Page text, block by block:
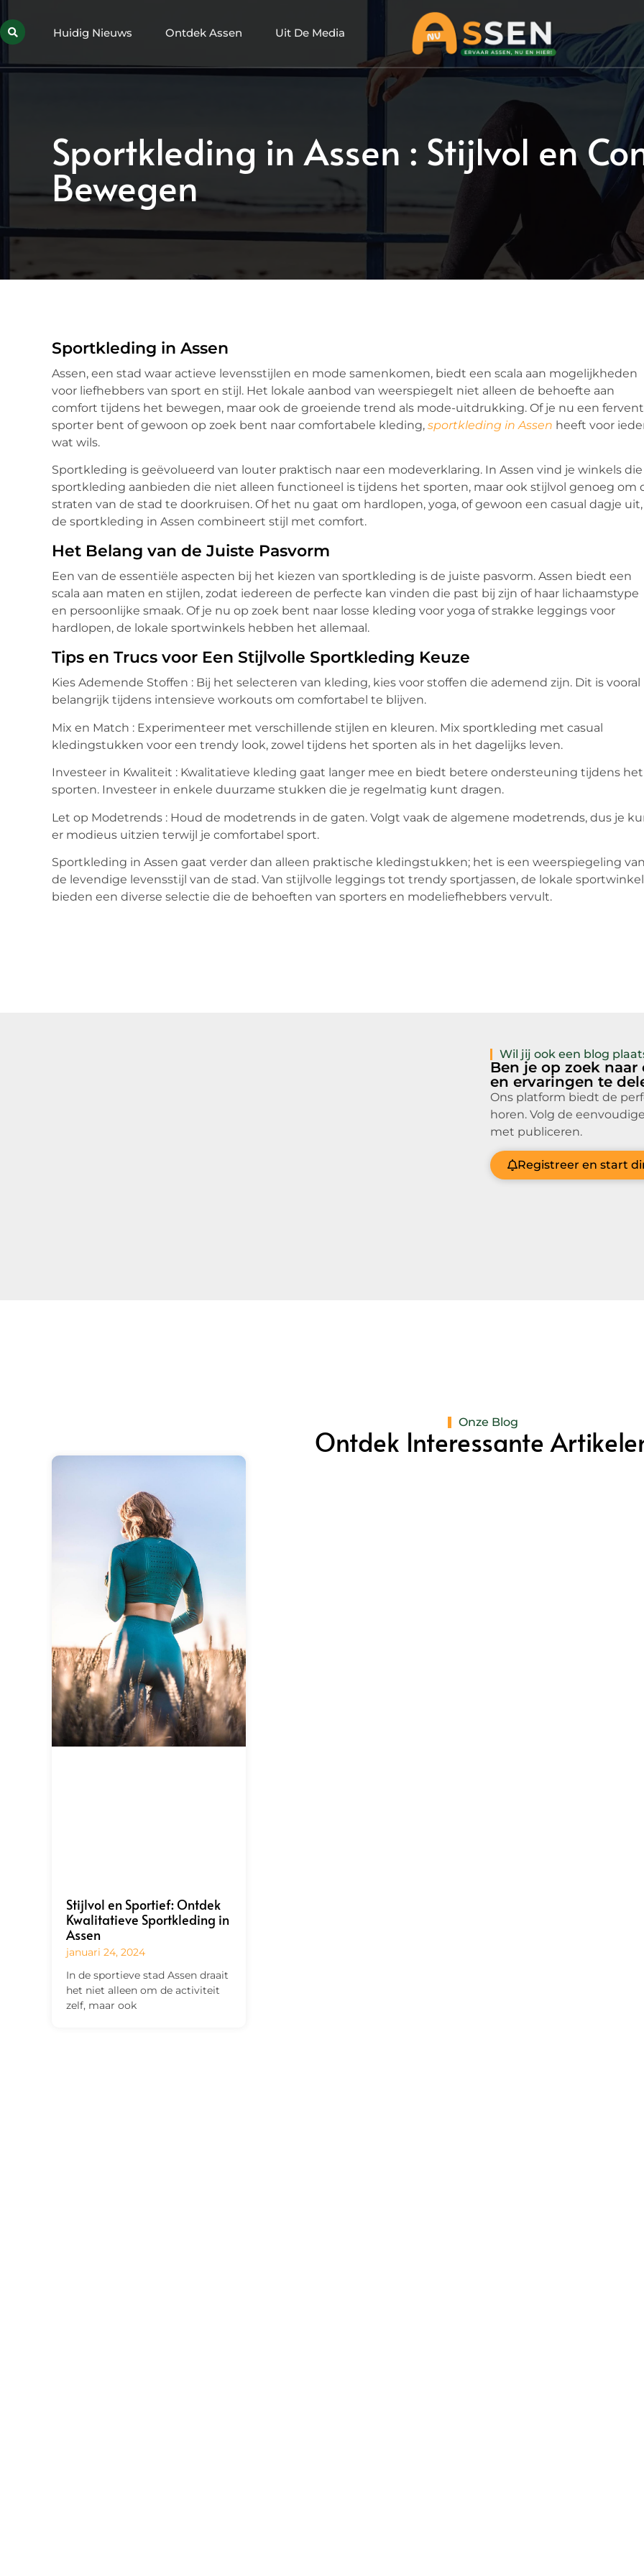
Huidig Nieuws Ontdek Assen Uit De Media
Sportkleding in Assen : Stijlvol en
Bewegen
Sportkleding in Assen
Assen, een stad waar actieve levensstijlen en mode samenkomen, biedt een scala aan mogelijkheden
voor liefhebbers van sport en stijl. Het lokale aanbod van weerspiegelt niet alleen de behoefte aan
comfort tijdens het bewegen, maar ook de groeiende trend als mode-uitdrukking. Of je nu een fervent
sporter bent of gewoon op zoek bent naar comfortabele kleding, sportkleding in Assen heeft voor
wat wils.
Sportkleding is geëvolueerd van louter praktisch naar een modeverklaring. In Assen vind je winkels die
sportkleding aanbieden die niet alleen functioneel is tijdens het sporten, maar ook stijlvol genoeg om
straten van de stad te doorkruisen. Of het nu gaat om hardlopen, yoga, of gewoon een casual dagje uit,
de sportkleding in Assen combineert stijl met comfort.
Het Belang van de Juiste Pasvorm
Een van de essentiële aspecten bij het kiezen van sportkleding is de juiste pasvorm. Assen biedt een
scala aan maten en stijlen, zodat iedereen de perfecte kan vinden die past bij zijn of haar lichaamstype
en persoonlijke smaak. Of je nu op zoek bent naar losse kleding voor yoga of strakke leggings voor
hardlopen, de lokale sportwinkels hebben het allemaal.
Tips en Trucs voor Een Stijlvolle Sportkleding Keuze
Kies Ademende Stoffen : Bij het selecteren van kleding, kies voor stoffen die ademend zijn. Dit is vooral
belangrijk tijdens intensieve workouts om comfortabel te blijven.
Mix en Match : Experimenteer met verschillende stijlen en kleuren. Mix sportkleding met casual
kledingstukken voor een trendy look, zowel tijdens het sporten als in het dagelijks leven.
Investeer in Kwaliteit : Kwalitatieve kleding gaat langer mee en biedt betere ondersteuning tijdens het
sporten. Investeer in enkele duurzame stukken die je regelmatig kunt dragen.
Let op Modetrends : Houd de modetrends in de gaten. Volgt vaak de algemene modetrends, dus je
er modieus uitzien terwijl je comfortabel sport.
Sportkleding in Assen gaat verder dan alleen praktische kledingstukken; het is een weerspiegeling
de levendige levensstijl van de stad. Van stijlvolle leggings tot trendy sportjassen, de lokale
bieden een diverse selectie die de behoeften van sporters en modeliefhebbers vervult.
Wil jij ook een blog
Ben je op zoek
en ervaringen te
Ons platform biedt de
horen. Volg de
met publiceren.
Registreer en start
Onze Blog
Ontdek Interessante
Stijlvol en Sportief: Ontdek
Kwalitatieve Sportkleding in
Assen
januari 24, 2024
In de sportieve stad Assen draait
het niet alleen om de activiteit
zelf, maar ook